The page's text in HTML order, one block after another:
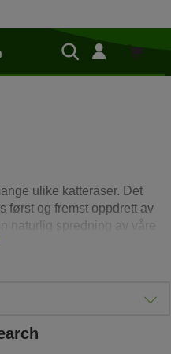
Shop
ulike katteraser. Det
først og fremst oppdrett av
naturlig spredning av våre